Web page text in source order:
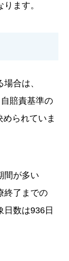
ます。
合は、
賠責基準の
められていま
間が多い
終了までの
日数は936日